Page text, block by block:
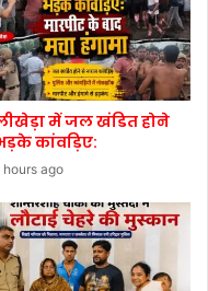
में जल खंडित होने
कांवड़िए:
hours ago